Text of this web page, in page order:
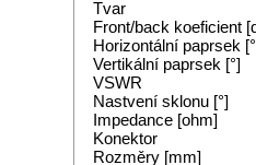
Tvar
Front/back
Horizontální
Vertikální
VSWR
Nastvení
Impedance
Konektor
Rozměry